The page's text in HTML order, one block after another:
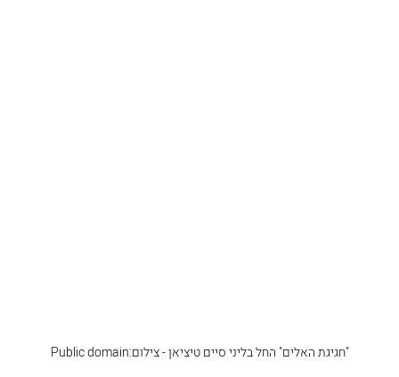
‏"חגיגת האלים"‏ החל בליני סיים טיציאן - צילום:Public domain